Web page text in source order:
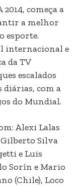
começa a
a melhor
esporte.
internacional e
da TV
escalados
diárias, com a
do Mundial.
Alexi Lalas
Gilberto Silva
e Luis
Sorín e Mario
(Chile), Loco